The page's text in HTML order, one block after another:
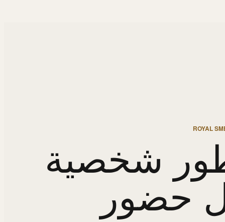
ROYAL
شخصية
حضور